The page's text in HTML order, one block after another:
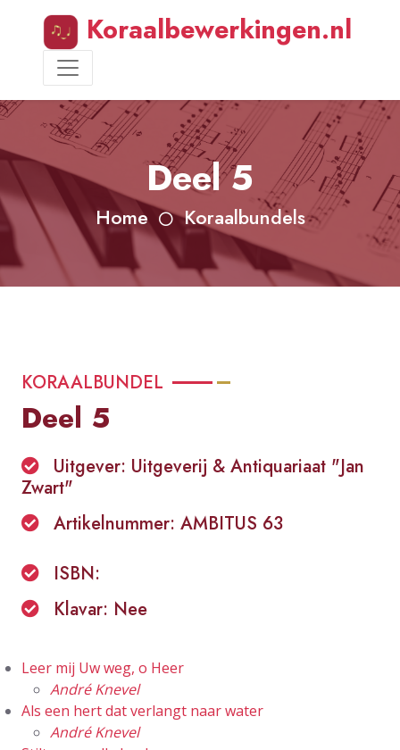
Koraalbewerkingen.nl
Deel 5
Home Koraalbundels
KORAALBUNDEL
Deel 5
Uitgever: Uitgeverij & Antiquariaat "Jan
Zwart"
Artikelnummer: AMBITUS 63
ISBN:
Klavar: Nee
Leer mij Uw weg, o Heer
André Knevel
Als een hert dat verlangt naar water
André Knevel